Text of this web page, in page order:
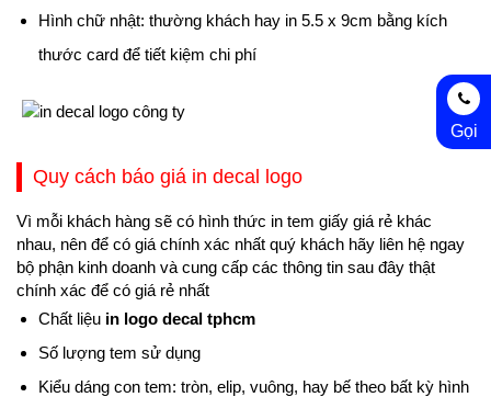
Hình chữ nhật: thường khách hay in 5.5 x 9cm bằng kích
thước card để tiết kiệm chi phí
Quy cách báo giá in decal logo
Vì mỗi khách hàng sẽ có hình thức in tem giấy giá rẻ khác
nhau, nên để có giá chính xác nhất quý khách hãy liên hệ ngay
bộ phận kinh doanh và cung cấp các thông tin sau đây thật
chính xác để có giá rẻ nhất
Chất liệu in logo decal tphcm
Số lượng tem sử dụng
Kiểu dáng con tem: tròn, elip, vuông, hay bế theo bất kỳ hình
Gọi